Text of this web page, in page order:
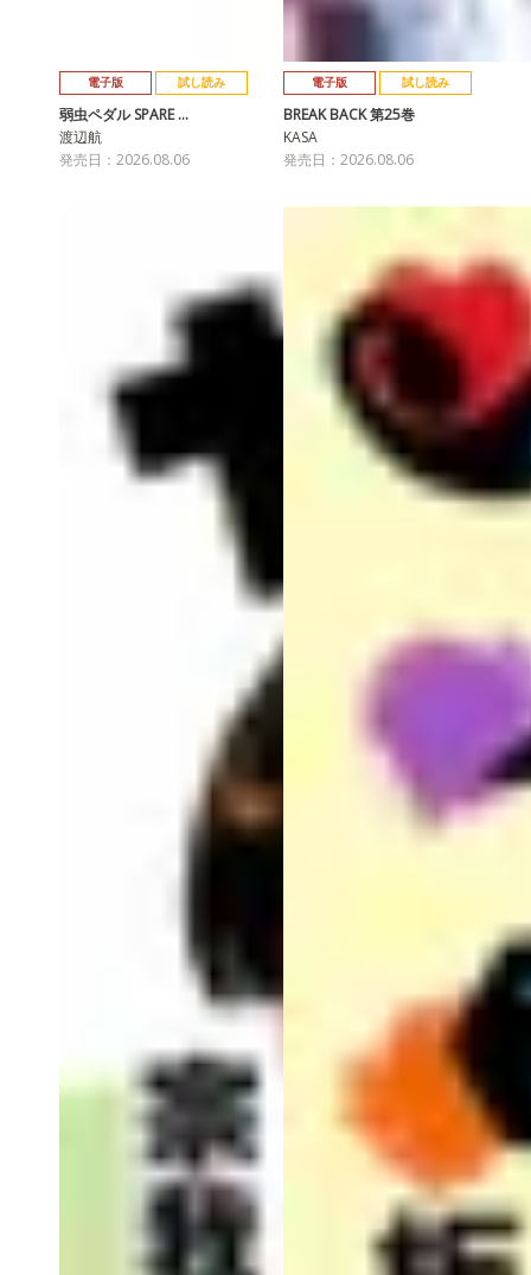
電子版 試し読み
弱虫ペダル SPARE …
渡辺航
発売日：2026.08.06
電子版 試し読み
BREAK BACK 第25巻
KASA
発売日：2026.08.06